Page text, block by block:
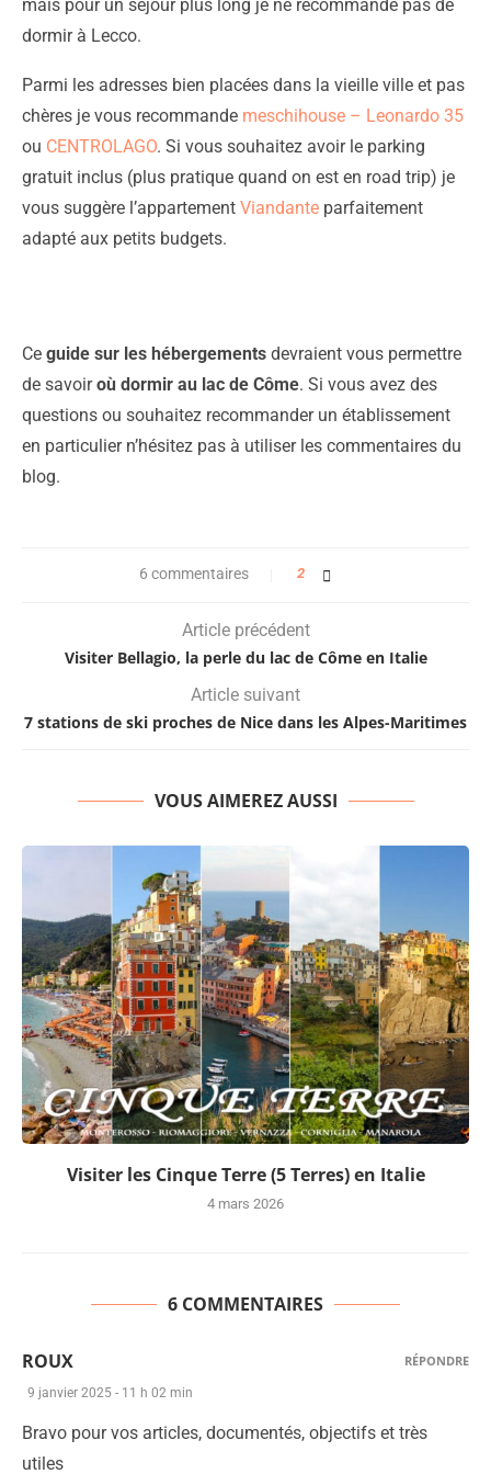
mais pour un séjour plus long je ne recommande pas de
dormir à Lecco.
Parmi les adresses bien placées dans la vieille ville et pas
chères je vous recommande meschihouse – Leonardo 35
ou CENTROLAGO. Si vous souhaitez avoir le parking
gratuit inclus (plus pratique quand on est en road trip) je
vous suggère l’appartement Viandante parfaitement
adapté aux petits budgets.
Ce guide sur les hébergements devraient vous permettre
de savoiroù dormir au lac de Côme. Si vous avez des
questions ou souhaitez recommander un établissement
en particulier n’hésitez pas à utiliser les commentaires du
blog.
6 commentaires 2
Article précédent
Visiter Bellagio, la perle du lac de Côme en Italie
Article suivant
7 stations de ski proches de Nice dans les Alpes-Maritimes
VOUS AIMEREZ AUSSI
Visiter les Cinque Terre (5 Terres) en Italie
4 mars 2026
6 COMMENTAIRES
ROUX
9 janvier 2025 - 11 h 02 min
Bravo pour vos articles, documentés, objectifs et très
utiles
RÉPONDRE